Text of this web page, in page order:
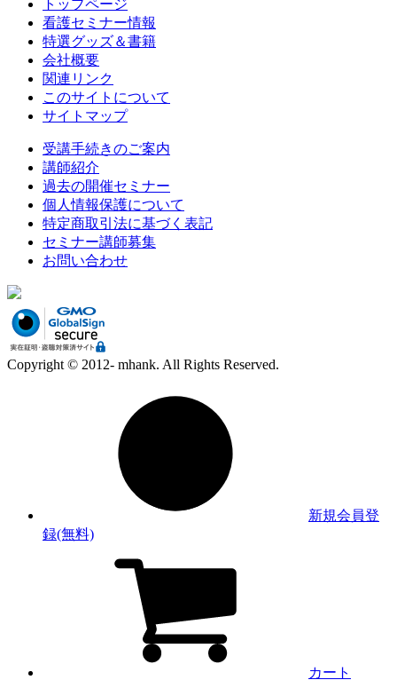
トップページ
看護セミナー情報
特選グッズ＆書籍
会社概要
関連リンク
このサイトについて
サイトマップ
受講手続きのご案内
講師紹介
過去の開催セミナー
個人情報保護について
特定商取引法に基づく表記
セミナー講師募集
お問い合わせ
Copyright © 2012- mhank. All Rights Reserved.
新規会員登
録(無料)
カート